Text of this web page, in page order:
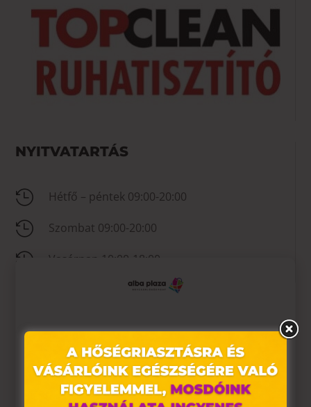
NYITVATARTÁS
 Hétfő – péntek 09:00-20:00
 Szombat 09:00-20:00
 Vasárnap 10:00-18:00
+36 22 323 887
Nincs megadva
Ez az oldal sütiket használ
Weboldalunkon „cookie"-kat (továbbiakban „süti")
alkalmazunk. Ezek olyan fájlok, melyek információt tárolnak
webes böngészőjében. Ehhez az Ön hozzájárulása